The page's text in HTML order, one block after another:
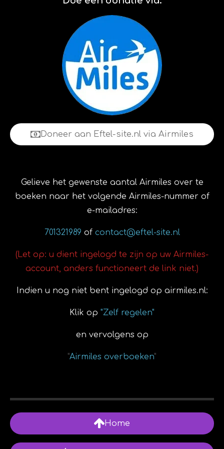
Doneer aan Eftel-site.nl via Airmiles
Gelieve het gewenste aantal Airmiles over te
boeken naar het volgende Airmiles-nummer of
e-mailadres:
701321989 ofcontact@eftel-site.nl
(Let op: u dient ingelogd te zijn op uw Airmiles-
account, anders functioneert de link niet.)
Indien u nog niet bent ingelogd op airmiles.nl:
Klik op "Zelf regelen"
en vervolgens op
"Airmiles overboeken"
Home